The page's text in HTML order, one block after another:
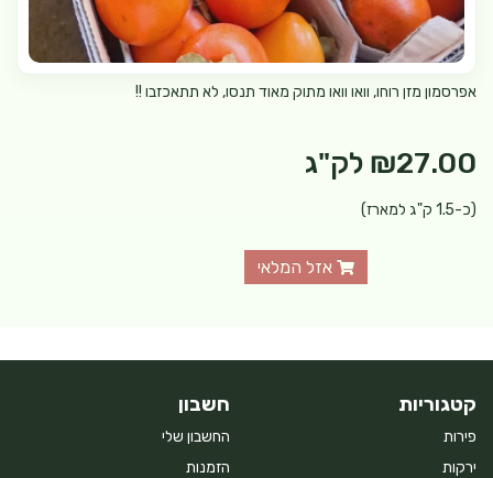
אפרסמון מזן רוחו, וואו וואו מתוק מאוד תנסו, לא תתאכזבו !!
₪27.00 לק"ג
(כ-1.5 ק"ג למארז)
אזל המלאי
קטגוריות
פירות
ירקות
חשבון
החשבון שלי
הזמנות